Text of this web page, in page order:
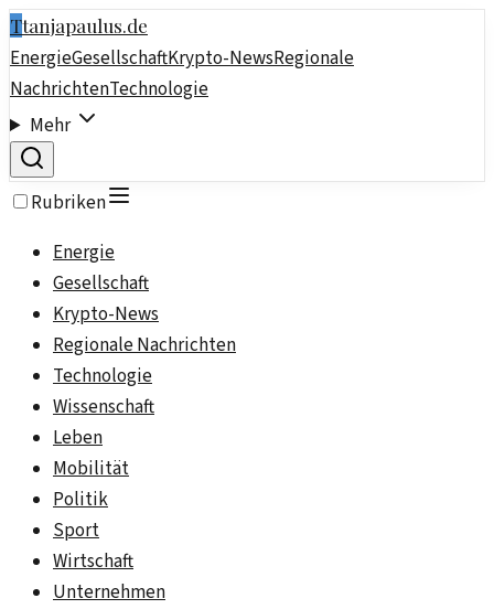
Ttanjapaulus.de
EnergieGesellschaftKrypto-NewsRegionale
NachrichtenTechnologie
Mehr
Rubriken
Energie
Gesellschaft
Krypto-News
Regionale Nachrichten
Technologie
Wissenschaft
Leben
Mobilität
Politik
Sport
Wirtschaft
Unternehmen